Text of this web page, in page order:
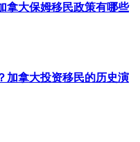
拿大保姆移民政策有哪些
加拿大投资移民的历史演